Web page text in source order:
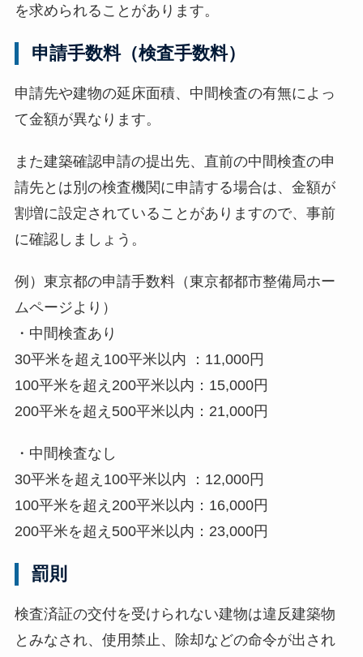
を求められることがあります。
申請手数料（検査手数料）
申請先や建物の延床面積、中間検査の有無によっ
て金額が異なります。
また建築確認申請の提出先、直前の中間検査の申
請先とは別の検査機関に申請する場合は、金額が
割増に設定されていることがありますので、事前
に確認しましょう。
例）東京都の申請手数料（東京都都市整備局ホー
ムページより）
・中間検査あり
30平米を超え100平米以内 ：11,000円
100平米を超え200平米以内：15,000円
200平米を超え500平米以内：21,000円
・中間検査なし
30平米を超え100平米以内 ：12,000円
100平米を超え200平米以内：16,000円
200平米を超え500平米以内：23,000円
罰則
検査済証の交付を受けられない建物は違反建築物
とみなされ、使用禁止、除却などの命令が出され